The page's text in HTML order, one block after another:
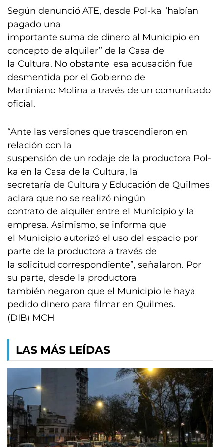
Según denunció ATE, desde Pol-ka “habían
pagado una
importante suma de dinero al Municipio en
concepto de alquiler” de la Casa de
la Cultura. No obstante, esa acusación fue
desmentida por el Gobierno de
Martiniano Molina a través de un comunicado
oficial.
“Ante las versiones que trascendieron en
relación con la
suspensión de un rodaje de la productora Pol-
ka en la Casa de la Cultura, la
secretaría de Cultura y Educación de Quilmes
aclara que no se realizó ningún
contrato de alquiler entre el Municipio y la
empresa. Asimismo, se informa que
el Municipio autorizó el uso del espacio por
parte de la productora a través de
la solicitud correspondiente”, señalaron. Por
su parte, desde la productora
también negaron que el Municipio le haya
pedido dinero para filmar en Quilmes.
(DIB) MCH
LAS MÁS LEÍDAS